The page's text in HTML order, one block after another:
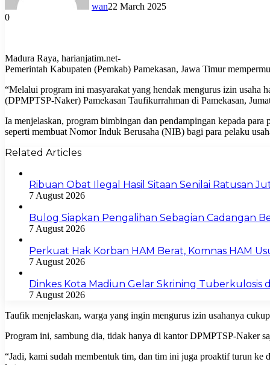
wan22 March 2025
0
Madura Raya, harianjatim.net-
Pemerintah Kabupaten (Pemkab) Pamekasan, Jawa Timur
“Melalui program ini masyarakat yang hendak mengurus izin usaha
(DPMPTSP-Naker) Pamekasan Taufikurrahman di Pamekasan,
Ia menjelaskan, program bimbingan dan pendampingan kepada para
seperti membuat Nomor Induk Berusaha (NIB) bagi para pelaku
Related Articles
Ribuan Obat Ilegal Hasil Sitaan Senilai Ratusan
7 August 2026
Bulog Siapkan Pengalihan Sebagian Cadangan
7 August 2026
Perkuat Hak Korban HAM Berat, Komnas HAM
7 August 2026
Dinkes Kota Madiun Gelar Skrining Tuberkulosis
7 August 2026
Taufik menjelaskan, warga yang ingin mengurus izin usahanya
Program ini, sambung dia, tidak hanya di kantor DPMPTSP-Naker
“Jadi, kami sudah membentuk tim, dan tim ini juga proaktif turun ke